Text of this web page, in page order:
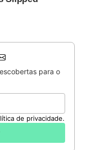
para o
de privacidade.